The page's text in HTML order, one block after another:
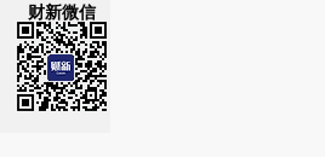
财新微信